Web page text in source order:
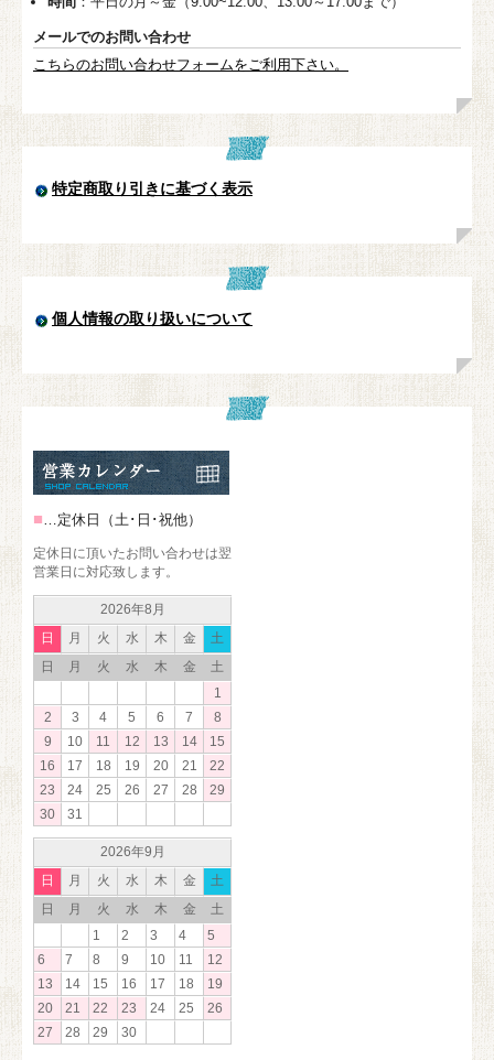
メールでのお問い合わせ
こちらのお問い合わせフォームをご利用下さい。
特定商取り引きに基づく表示
個人情報の取り扱いについて